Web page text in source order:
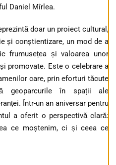
Daniel Mîrlea.
doar un proiect cultural,
și conștientizare, un mod de a
frumusețea și valoarea unor
promovate. Este o celebrare a
care, prin eforturi tăcute
geoparcurile în spații ale
Într-un an aniversar pentru
a oferit o perspectivă clară:
ce moștenim, ci și ceea ce